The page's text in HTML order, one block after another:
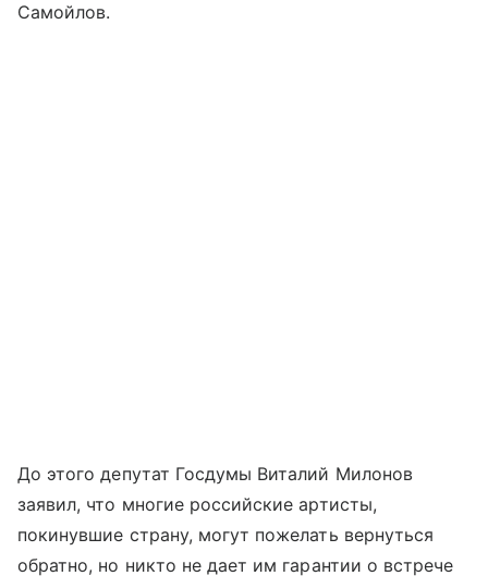
Самойлов.
До этого депутат Госдумы Виталий Милонов
заявил, что многие российские артисты,
покинувшие страну, могут пожелать вернуться
обратно, но никто не дает им гарантии о встрече